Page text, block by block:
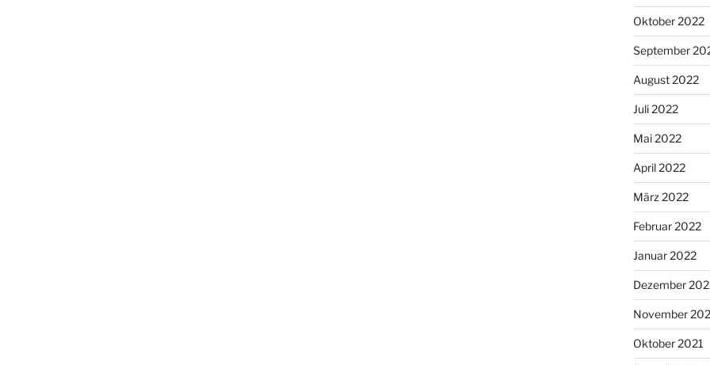
Oktober 2022
September
August 2022
Juli 2022
Mai 2022
April 2022
März 2022
Februar 2022
Januar 2022
Dezember
November
Oktober 2021